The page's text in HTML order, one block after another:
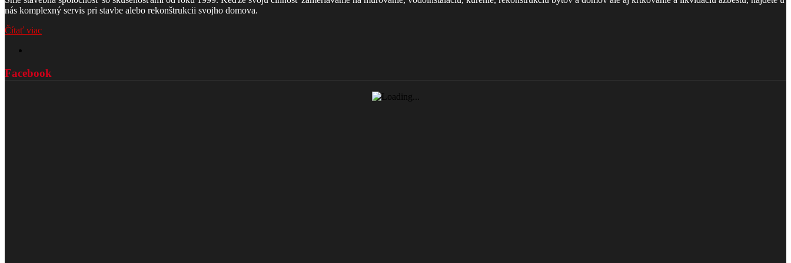
nás komplexný servis pri stavbe alebo rekonštrukcii svojho domova.
Čítať viac
Facebook